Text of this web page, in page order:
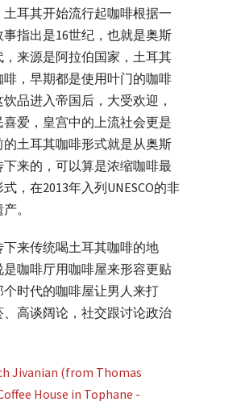
耳其开始流行起咖啡根据一
事指出是16世纪，也就是奥斯
，来源是阿拉伯国家，土耳其
啡，早期都是使用叶门的咖啡
品进入帝国后，大受欢迎，
爱，皇宫中的上流社会更是
的土耳其咖啡形式就是从奥斯
下来的，可以算是浓缩咖啡最
，在2013年入列UNESCO的非
。
下来传统喝土耳其咖啡的地
是咖啡厅用咖啡屋来形容更贴
个时代的咖啡屋让男人来打
、高谈阔论，社交跟讨论政治